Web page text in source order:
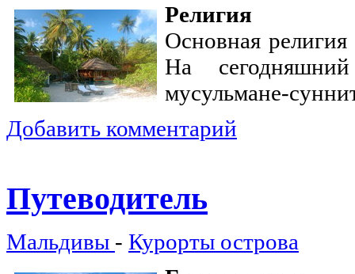
Религия
Основная
На
мусульмане-
Добавить комментарий
Путеводитель
Мальдивы - Курорты острова